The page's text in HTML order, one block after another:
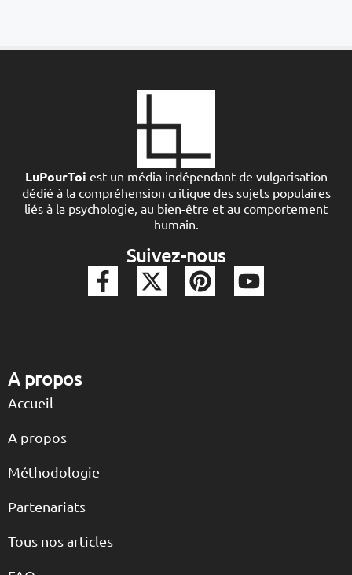
LuPourToi est un média indépendant de vulgarisation
dédié à la compréhension critique des sujets populaires
liés à la psychologie, au bien-être et au comportement
humain.
Suivez-nous
A propos
Accueil
A propos
Méthodologie
Partenariats
Tous nos articles